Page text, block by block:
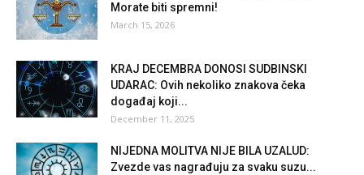
Morate biti spremni!
March 15, 2026
KRAJ DECEMBRA DONOSI SUDBINSKI
UDARAC: Ovih nekoliko znakova čeka
događaj koji...
December 11, 2025
NIJEDNA MOLITVA NIJE BILA UZALUD:
Zvezde vas nagrađuju za svaku suzu...